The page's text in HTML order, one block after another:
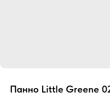
Панно Little Greene